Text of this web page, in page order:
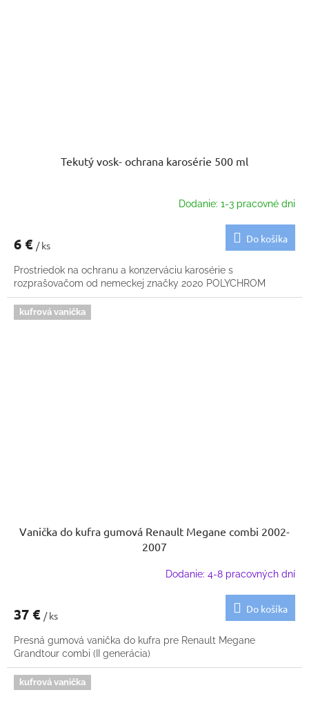
Tekutý vosk- ochrana karosérie 500 ml
Dodanie: 1-3 pracovné dni
6 € / ks
Do košíka
Prostriedok na ochranu a konzerváciu karosérie s
rozprašovačom od nemeckej značky 2020 POLYCHROM
kufrová vanička
Vanička do kufra gumová Renault Megane combi 2002-
2007
Dodanie: 4-8 pracovných dní
37 € / ks
Do košíka
Presná gumová vanička do kufra pre Renault Megane
Grandtour combi (II generácia)
kufrová vanička